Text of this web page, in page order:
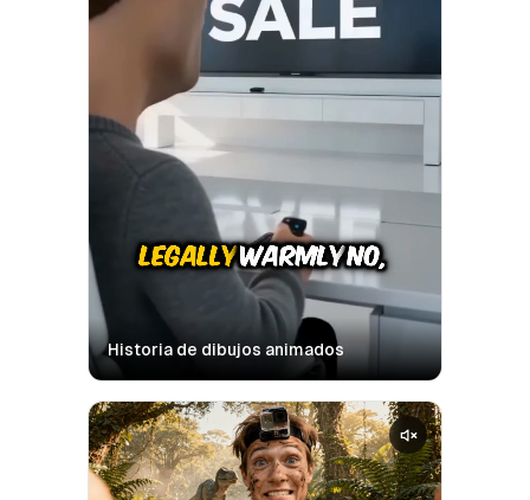
Historia de dibujos animados